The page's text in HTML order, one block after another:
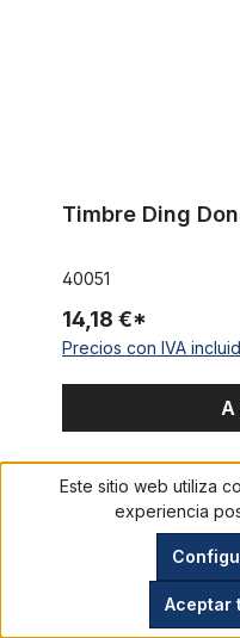
Timbre Ding
40051
14,18 €*
Precios con IVA
A
Bocina pez payaso
Este sitio web utiliza
experiencia
Aceptar